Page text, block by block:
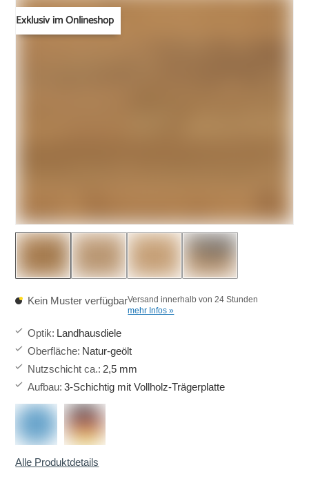
Exklusiv im Onlineshop
Kein Muster verfügbarVersand innerhalb von 24 Stunden
mehr Infos »
Optik: Landhausdiele
Oberfläche: Natur-geölt
Nutzschicht ca.: 2,5 mm
Aufbau: 3-Schichtig mit Vollholz-Trägerplatte
Alle Produktdetails